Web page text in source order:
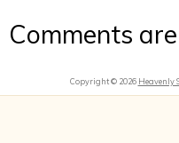
Comments
Copyright © 2026 Heavenly